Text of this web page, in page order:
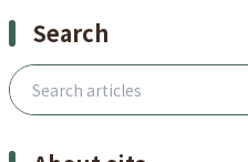
Search
Search articles